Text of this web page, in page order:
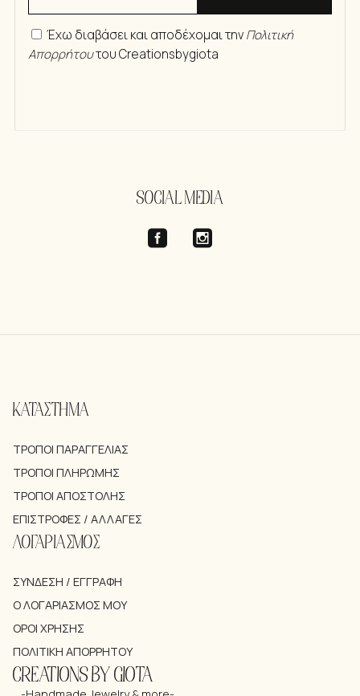
Έχω διαβάσει και αποδέχομαι τηνΠολιτική
Απορρήτουτου Creationsbygiota
SOCIAL MEDIA
ΚΑΤΑΣΤΗΜΑ
ΤΡΌΠΟΙ ΠΑΡΑΓΓΕΛΊΑΣ
ΤΡΌΠΟΙ ΠΛΗΡΩΜΉΣ
ΤΡΌΠΟΙ ΑΠΟΣΤΟΛΉΣ
ΕΠΙΣΤΡΟΦΈΣ / ΑΛΛΑΓΈΣ
ΛΟΓΑΡΙΑΣΜΟΣ
ΣΎΝΔΕΣΗ / ΕΓΓΡΑΦΉ
Ο ΛΟΓΑΡΙΑΣΜΌΣ ΜΟΥ
ΌΡΟΙ ΧΡΉΣΗΣ
ΠΟΛΙΤΙΚΉ ΑΠΟΡΡΉΤΟΥ
CREATIONS BY GIOTA